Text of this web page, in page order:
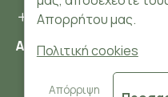
Cookies
Αριθμός ΓΕΜΗ:
© 2024
Απορρήτου μας.
Πολιτική cookies
Απόρριψη